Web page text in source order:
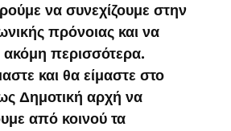
να συνεχίζουμε στην
πρόνοιας και να
περισσότερα.
και θα είμαστε στο
Δημοτική αρχή να
από κοινού τα